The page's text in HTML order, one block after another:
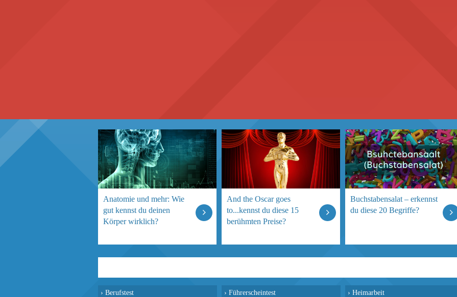
Anatomie und mehr: Wie
gut kennst du deinen
Körper wirklich?
And the Oscar goes
to...kennst du diese 15
berühmten Preise?
Buchstabensalat – erkennst
du diese 20 Begriffe?
› Berufstest › Führerscheintest › Heimarbeit